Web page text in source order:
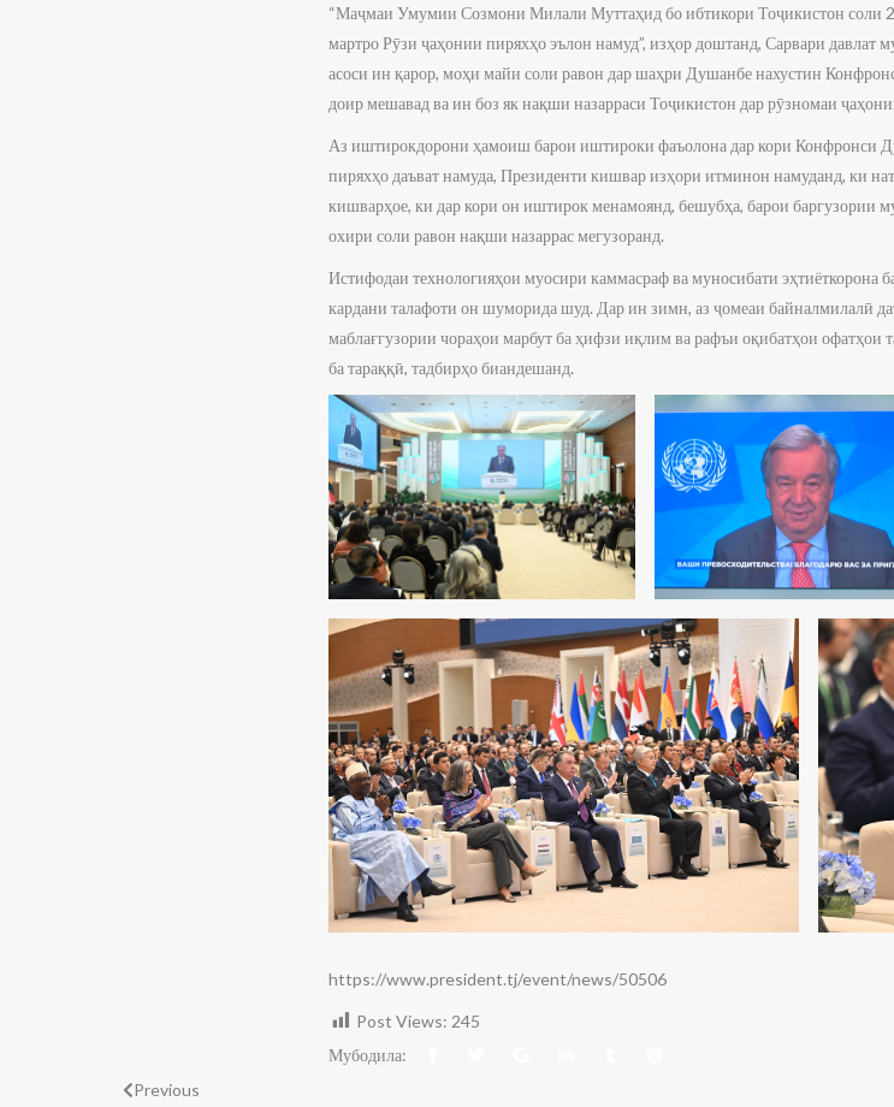
“Маҷмаи Умумии Созмони Милали Муттаҳид бо ибтикори Тоҷикистон соли
мартро Рӯзи ҷаҳонии пиряхҳо эълон намуд”, изҳор доштанд, Сарвари давлат
асоси ин қарор, моҳи майи соли равон дар шаҳри Душанбе нахустин
доир мешавад ва ин боз як нақши назарраси Тоҷикистон дар рӯзномаи
Аз иштирокдорони ҳамоиш барои иштироки фаъолона дар кори Конфронси
пиряхҳо даъват намуда, Президенти кишвар изҳори итминон намуданд, ки
кишварҳое, ки дар кори он иштирок менамоянд, бешубҳа, барои баргузории
охири соли равон нақши назаррас мегузоранд.
Истифодаи технологияҳои муосири каммасраф ва муносибати эҳтиёткорона
кардани талафоти он шуморида шуд. Дар ин зимн, аз ҷомеаи байналмилалӣ
маблағгузории чораҳои марбут ба ҳифзи иқлим ва рафъи оқибатҳои офатҳои
ба тараққӣ, тадбирҳо биандешанд.
https://www.president.tj/event/news/50506
Post Views: 245
Мубодила:
Previous